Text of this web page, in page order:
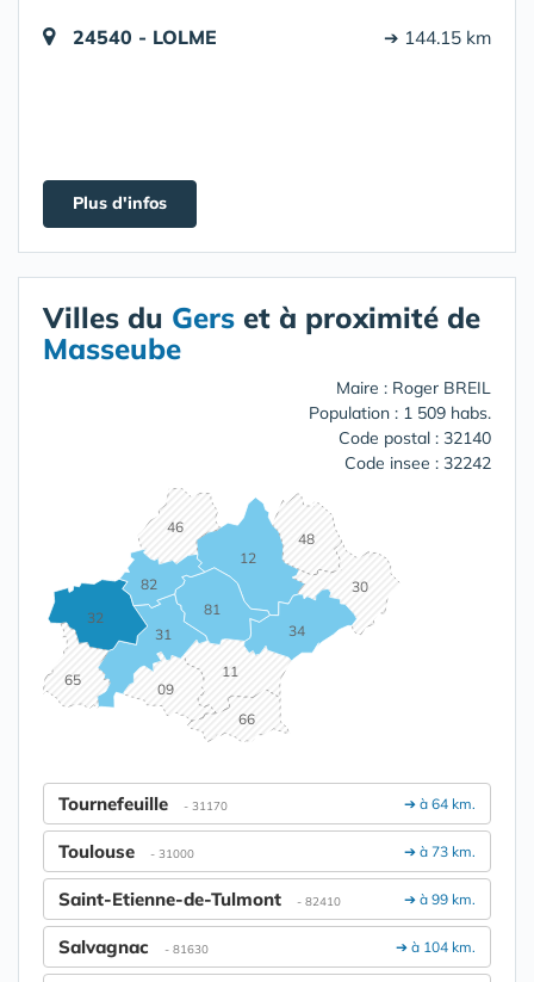
24540 - LOLME ➔ 144.15 km
Plus d'infos
Villes du Gers et à proximité de
Masseube
Maire : Roger BREIL
Population : 1 509 habs.
Code postal : 32140
Code insee : 32242
09
11
12
30
31
32
34
46
48
65
66
81
82
➔ à 64 km.
Tournefeuille - 31170
➔ à 73 km.
Toulouse - 31000
➔ à 99 km.
Saint-Etienne-de-Tulmont - 82410
➔ à 104 km.
Salvagnac - 81630